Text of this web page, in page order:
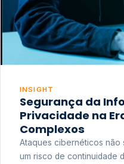
INSIGHT
Segurança da
Privacidade na
Complexos
Ataques cibernéticos não
um risco de continuidade de negócio.